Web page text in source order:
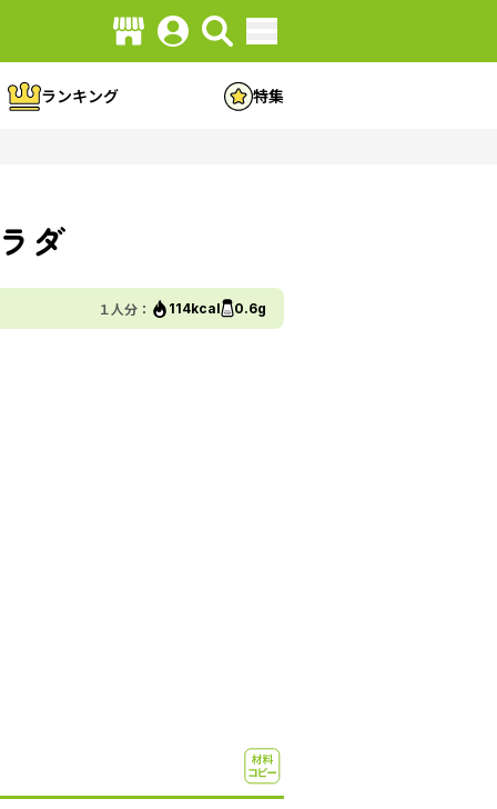
ランキング 特集
ダ
１人分： 114kcal 0.6g